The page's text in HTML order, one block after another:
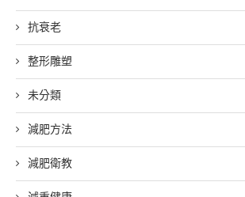
抗衰老
整形雕塑
未分類
減肥方法
減肥衛教